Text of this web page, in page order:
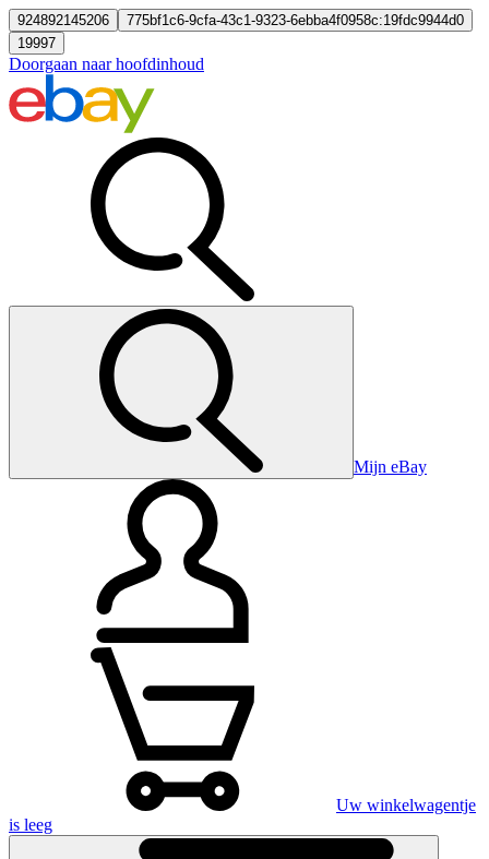
924892145206
775bf1c6-9cfa-43c1-9323-6ebba4f0958c:19fdc9944d0
19997
Doorgaan naar hoofdinhoud
Mijn eBay
Uw winkelwagentje
is leeg